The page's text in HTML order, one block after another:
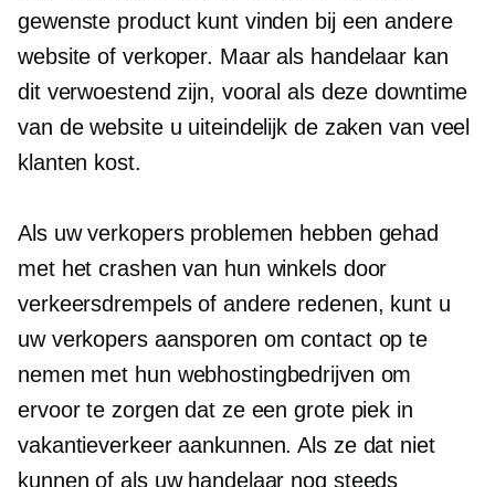
gewenste product kunt vinden bij een andere
website of verkoper. Maar als handelaar kan
dit verwoestend zijn, vooral als deze downtime
van de website u uiteindelijk de zaken van veel
klanten kost.
Als uw verkopers problemen hebben gehad
met het crashen van hun winkels door
verkeersdrempels of andere redenen, kunt u
uw verkopers aansporen om contact op te
nemen met hun webhostingbedrijven om
ervoor te zorgen dat ze een grote piek in
vakantieverkeer aankunnen. Als ze dat niet
kunnen of als uw handelaar nog steeds